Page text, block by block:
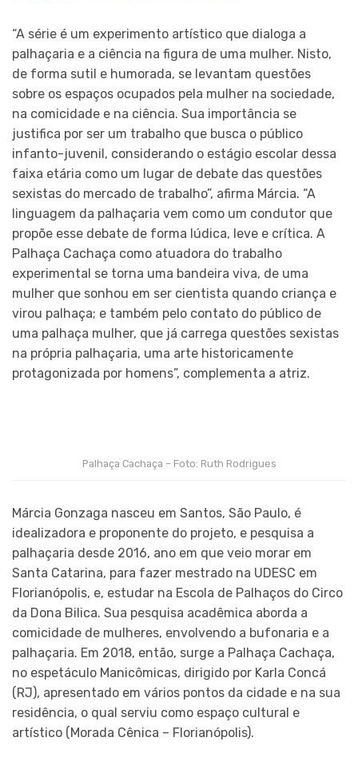
“A série é um experimento artístico que dialoga a
palhaçaria e a ciência na figura de uma mulher. Nisto,
de forma sutil e humorada, se levantam questões
sobre os espaços ocupados pela mulher na sociedade,
na comicidade e na ciência. Sua importância se
justifica por ser um trabalho que busca o público
infanto-juvenil, considerando o estágio escolar dessa
faixa etária como um lugar de debate das questões
sexistas do mercado de trabalho”, afirma Márcia. “A
linguagem da palhaçaria vem como um condutor que
propõe esse debate de forma lúdica, leve e crítica. A
Palhaça Cachaça como atuadora do trabalho
experimental se torna uma bandeira viva, de uma
mulher que sonhou em ser cientista quando criança e
virou palhaça; e também pelo contato do público de
uma palhaça mulher, que já carrega questões sexistas
na própria palhaçaria, uma arte historicamente
protagonizada por homens”, complementa a atriz.
Palhaça Cachaça – Foto: Ruth Rodrigues
Márcia Gonzaga nasceu em Santos, São Paulo, é
idealizadora e proponente do projeto, e pesquisa a
palhaçaria desde 2016, ano em que veio morar em
Santa Catarina, para fazer mestrado na UDESC em
Florianópolis, e, estudar na Escola de Palhaços do Circo
da Dona Bilica. Sua pesquisa acadêmica aborda a
comicidade de mulheres, envolvendo a bufonaria e a
palhaçaria. Em 2018, então, surge a Palhaça Cachaça,
no espetáculo Manicômicas, dirigido por Karla Concá
(RJ), apresentado em vários pontos da cidade e na sua
residência, o qual serviu como espaço cultural e
artístico (Morada Cênica – Florianópolis).